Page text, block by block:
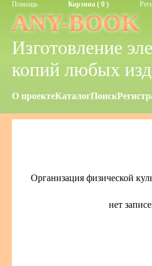
Помощь Корзина ( 0 )
ANY-BOOK
Изготовление
копий любых
О проектеКаталогПоиск
Организация физической
нет